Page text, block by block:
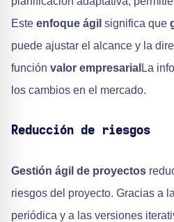
Este enfoque ágil significa que
puede ajustar el alcance y la
función valor empresarial La
los cambios en el mercado.
Reducción de riesgos
Gestión ágil de proyectos
riesgos del proyecto. Gracias a
periódica y a las versiones